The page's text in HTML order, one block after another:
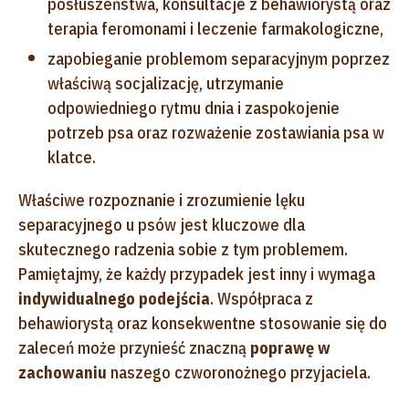
terapia feromonami i leczenie farmakologiczne,
zapobieganie problemom separacyjnym poprzez
właściwą socjalizację, utrzymanie
odpowiedniego rytmu dnia i zaspokojenie
potrzeb psa oraz rozważenie zostawiania psa w
klatce.
Właściwe rozpoznanie i zrozumienie lęku
separacyjnego u psów jest kluczowe dla
skutecznego radzenia sobie z tym problemem.
Pamiętajmy, że każdy przypadek jest inny i wymaga
indywidualnego podejścia. Współpraca z
behawiorystą oraz konsekwentne stosowanie się do
zaleceń może przynieść znaczną poprawę w
zachowaniu naszego czworonożnego przyjaciela.